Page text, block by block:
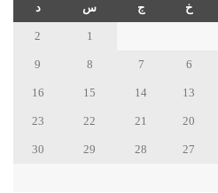
خ ج س د
1
2
6
7
8
9
13
14
15
16
20
21
22
23
27
28
29
30